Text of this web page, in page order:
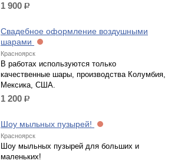
1 900 р.
Свадебное оформление воздушными
шарами
Красноярск
В работах используются только
качественные шары, производства Колумбия,
Мексика, США.
1 200 р.
Шоу мыльных пузырей!
Красноярск
Шоу мыльных пузырей для больших и
маленьких!